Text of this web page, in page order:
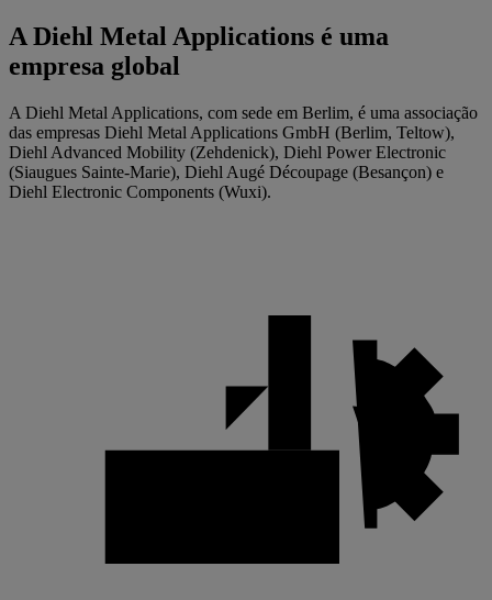
A Diehl Metal Applications é uma
empresa global
A Diehl Metal Applications, com sede em Berlim, é uma associação
das empresas Diehl Metal Applications GmbH (Berlim, Teltow),
Diehl Advanced Mobility (Zehdenick), Diehl Power Electronic
(Siaugues Sainte-Marie), Diehl Augé Découpage (Besançon) e
Diehl Electronic Components (Wuxi).